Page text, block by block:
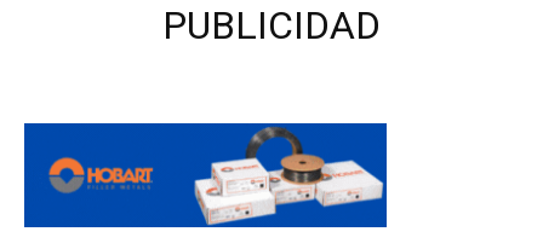
PUBLICIDAD